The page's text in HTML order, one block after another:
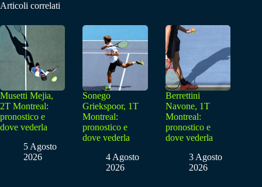
Articoli correlati
Musetti Mejia,
2T Montreal:
pronostico e
dove vederla
5 Agosto
2026
Sonego
Griekspoor, 1T
Montreal:
pronostico e
dove vederla
4 Agosto
2026
Berrettini
Navone, 1T
Montreal:
pronostico e
dove vederla
3 Agosto
2026